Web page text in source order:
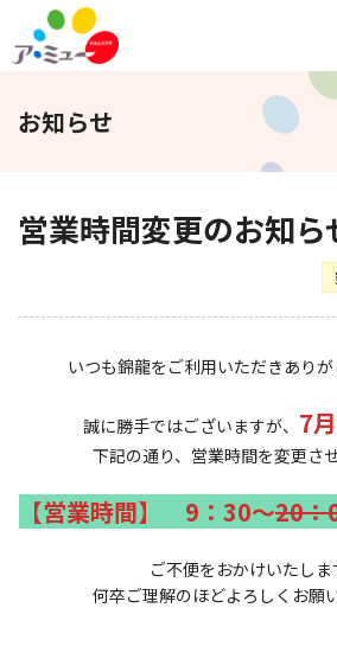
フロアガイド
サンキュー
スポーツクラブ
会社概要 求人情報
お知らせ
営業時間変更のお知
いつも錦龍をご利用いただきありが
誠に勝手ではございますが、 7
下記の通り、営業時間を変更さ
【営業時間】 9：30～20：
ご不便をおかけいたしま
何卒ご理解のほどよろしくお願